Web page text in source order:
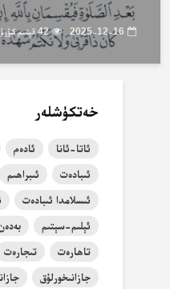
2025-12-16 42 قېتىم كۆرۈلدى
خەتكۈشلەر
ئاتا-ئانا ئادەم
ئىبادەت
ئىبراھىم
ئىسلامدا ئىبادەت
ئېلىم-سېتىم
تاھارەت
تىجارەت
جازانىخورلۇق